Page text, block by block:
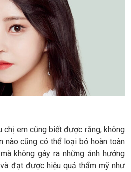
chị em cũng biết được rằng, không
nào cũng có thể loại bỏ hoàn toàn
không gây ra những ảnh hưởng
đạt được hiệu quả thẩm mỹ như